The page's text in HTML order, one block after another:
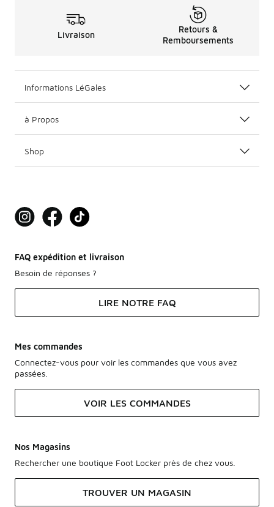
Livraison
Retours &
Remboursements
Informations LéGales
à Propos
Shop
FAQ expédition et livraison
Besoin de réponses ?
LIRE NOTRE FAQ
Mes commandes
Connectez-vous pour voir les commandes que vous avez
passées.
VOIR LES COMMANDES
Nos Magasins
Rechercher une boutique Foot Locker près de chez vous.
TROUVER UN MAGASIN